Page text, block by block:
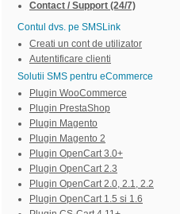
Contact / Support (24/7)
Contul dvs. pe SMSLink
Creati un cont de utilizator
Autentificare clienti
Solutii SMS pentru eCommerce
Plugin WooCommerce
Plugin PrestaShop
Plugin Magento
Plugin Magento 2
Plugin OpenCart 3.0+
Plugin OpenCart 2.3
Plugin OpenCart 2.0, 2.1, 2.2
Plugin OpenCart 1.5 si 1.6